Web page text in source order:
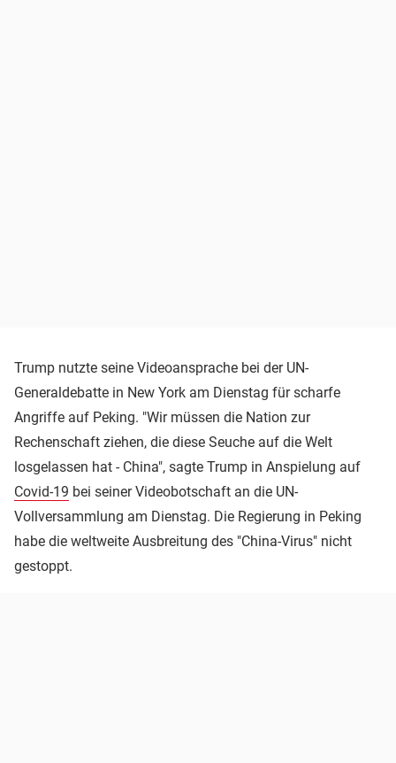
Trump nutzte seine Videoansprache bei der UN-
Generaldebatte in New York am Dienstag für scharfe
Angriffe auf Peking. "Wir müssen die Nation zur
Rechenschaft ziehen, die diese Seuche auf die Welt
losgelassen hat - China", sagte Trump in Anspielung auf
Covid-19 bei seiner Videobotschaft an die UN-
Vollversammlung am Dienstag. Die Regierung in Peking
habe die weltweite Ausbreitung des "China-Virus" nicht
gestoppt.